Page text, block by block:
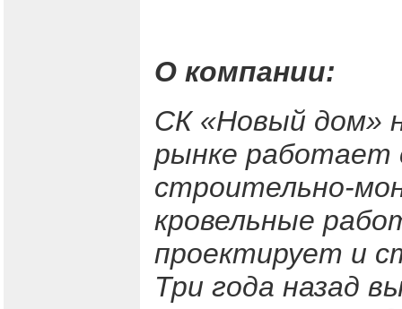
О компании:
СК «Новый дом»
рынке работает
строительно-
кровельные
проектирует и
Три года назад